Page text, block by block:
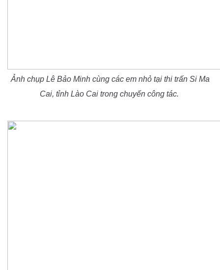
Ảnh chụp Lê Bảo Minh cùng các em nhỏ tạithi trấn Si Ma
Cai, tỉnh Lào Cai trong chuyến công tác.